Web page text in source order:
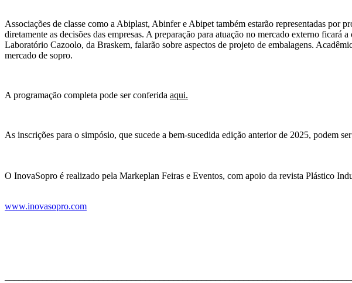
Associações de classe como a Abiplast, Abinfer e Abipet também estarão representadas por
diretamente as decisões das empresas. A preparação para atuação no mercado externo
Laboratório Cazoolo, da Braskem, falarão sobre aspectos de projeto de embalagens.
mercado de sopro.
A programação completa pode ser conferida aqui.
As inscrições para o simpósio, que sucede a bem-sucedida edição anterior de 2025, podem
O InovaSopro é realizado pela Markeplan Feiras e Eventos, com apoio da revista Plástico
www.inovasopro.com